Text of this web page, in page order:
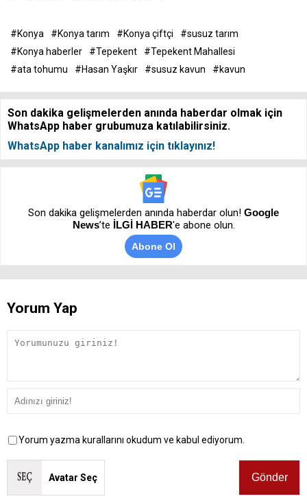
#Konya #Konya tarım #Konya çiftçi
#susuz tarım
#Konya haberler
#Tepekent
#Tepekent Mahallesi
#ata tohumu
#Hasan Yaşkır #susuz kavun #kavun
Son dakika gelişmelerden anında haberdar olmak için
WhatsApp haber grubumuza katılabilirsiniz.
WhatsApp haber kanalımız için tıklayınız!
Son dakika gelişmelerden anında haberdar olun! Google
News’te İLGİ HABER'e abone olun.
Abone Ol
Yorum Yap
Yorum yazma kurallarını okudum ve kabul ediyorum.
Avatar Seç